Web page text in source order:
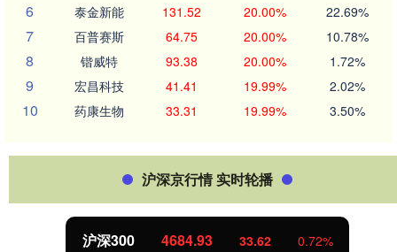
6 泰金新能 131.52 20.00% 22.69%
7 百普赛斯 64.75 20.00% 10.78%
8 锴威特 93.38 20.00% 1.72%
9 宏昌科技 41.41 19.99% 2.02%
10 药康生物 33.31 19.99% 3.50%
沪深京行情 实时轮播
沪深300 4684.93 33.62 0.72%